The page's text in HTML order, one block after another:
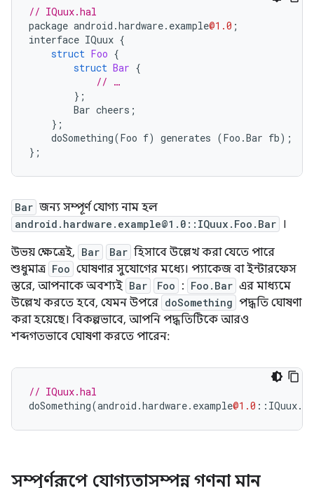
// IQuux.hal
package android .hardware. example@1.0 ;
interface IQuux {
struct Foo {
struct Bar {
// …
};
Bar cheers ;
};
doSomething(Foo f) generates (Foo .Bar fb);
};
Bar জন্য সম্পূর্ণ যোগ্য নাম হল
android.hardware.example@1.0::IQuux.Foo.Bar ।
উভয় ক্ষেত্রেই, Bar Bar হিসাবে উল্লেখ করা যেতে পারে
শুধুমাত্র Foo ঘোষণার সুযোগের মধ্যে। প্যাকেজ বা ইন্টারফেস
স্তরে, আপনাকে অবশ্যই Bar Foo : Foo.Bar এর মাধ্যমে
উল্লেখ করতে হবে, যেমন উপরে doSomething পদ্ধতি ঘোষণা
করা হয়েছে। বিকল্পভাবে, আপনি পদ্ধতিটিকে আরও
শব্দগতভাবে ঘোষণা করতে পারেন:
// IQuux.hal
doSomething(android .hardware. example@1.0 :: IQuux.
সম্পূর্ণরূপে যোগ্যতাসম্পন্ন গণনা মান